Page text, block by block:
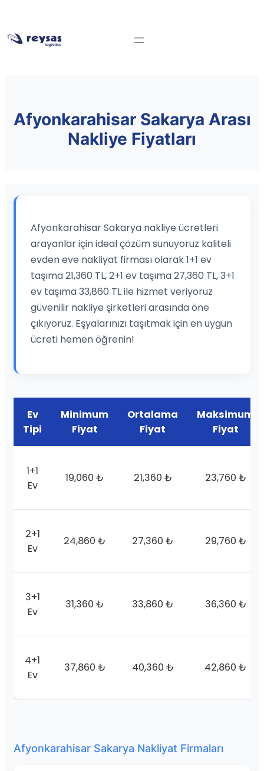
Afyonkarahisar Sakarya Arası
Nakliye Fiyatları
Afyonkarahisar Sakarya nakliye ücretleri
arayanlar için ideal çözüm sunuyoruz kaliteli
evden eve nakliyat firması olarak 1+1 ev
taşıma 21,360 TL, 2+1 ev taşıma 27,360 TL, 3+1
ev taşıma 33,860 TL ile hizmet veriyoruz
güvenilir nakliye şirketleri arasında öne
çıkıyoruz. Eşyalarınızı taşıtmak için en uygun
ücreti hemen öğrenin!
Ev
Tipi
Minimum
Fiyat
Ortalama
Fiyat
Maksimum
Fiyat
1+1
Ev
19,060 ₺ 21,360 ₺ 23,760 ₺
2+1
Ev
24,860 ₺ 27,360 ₺ 29,760 ₺
3+1
Ev
31,360 ₺ 33,860 ₺ 36,360 ₺
4+1
Ev
37,860 ₺ 40,360 ₺ 42,860 ₺
Afyonkarahisar Sakarya Nakliyat Firmaları